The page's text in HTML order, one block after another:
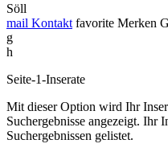
Söll
mail Kontakt favorite Merken
g
h
Seite-1-Inserate
Mit dieser Option wird Ihr
Suchergebnisse angezeigt. Ihr
Suchergebnissen gelistet.